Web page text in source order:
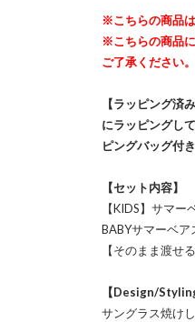
※こちらの商品
※こちらの商品
ご了承ください。
【ラッピング済
にラッピングし
ピングバッグ付
【セット内容】
【KIDS】サマ
BABYサマーベ
【そのまま渡せ
【Design/Styling
サングラス焼け